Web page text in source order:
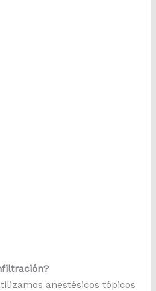
anestésicos tópicos